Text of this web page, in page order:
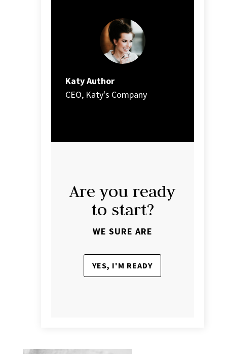
Katy Author
CEO, Katy's Company
Are you ready
to start?
WE SURE ARE
YES, I'M READY